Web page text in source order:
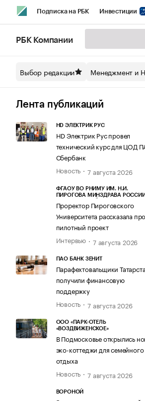
Подписка на РБК Инвестиции
Спецпроекты СПб
Технологии и медиа
РБК Компании
Выбор редакции Менеджмент и
Лента публикаций
HD ЭЛЕКТРИК РУС
HD Электрик Рус провел
технический курс для ЦОД
Сбербанк
Новость
7 августа 2026
ФГАОУ ВО РНИМУ ИМ. Н.И.
ПИРОГОВА МИНЗДРАВА РОССИИ
Проректор Пироговского
Университета рассказала про
пилотный проект
Интервью
7 августа 2026
ПАО БАНК ЗЕНИТ
Парафехтовальщики
получили финансовую
поддержку
Новость
7 августа 2026
ООО «ПАРК-ОТЕЛЬ
«ВОЗДВИЖЕНСКОЕ»
В Подмосковье открылись
эко-коттеджи для семейного
отдыха
Новость
7 августа 2026
ВОРОНОЙ